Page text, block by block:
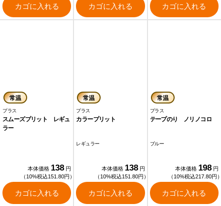
カゴに入れる カゴに入れる カゴに入れる
常温
プラス
スムーズプリット レギュ
ラー
本体価格 138 円
（10%税込151.80円）
カゴに入れる
常温
プラス
カラープリット
レギュラー
本体価格 138 円
（10%税込151.80円）
カゴに入れる
常温
プラス
テープのり ノリノコロ
ブルー
本体価格 198 円
（10%税込217.80円
カゴに入れる